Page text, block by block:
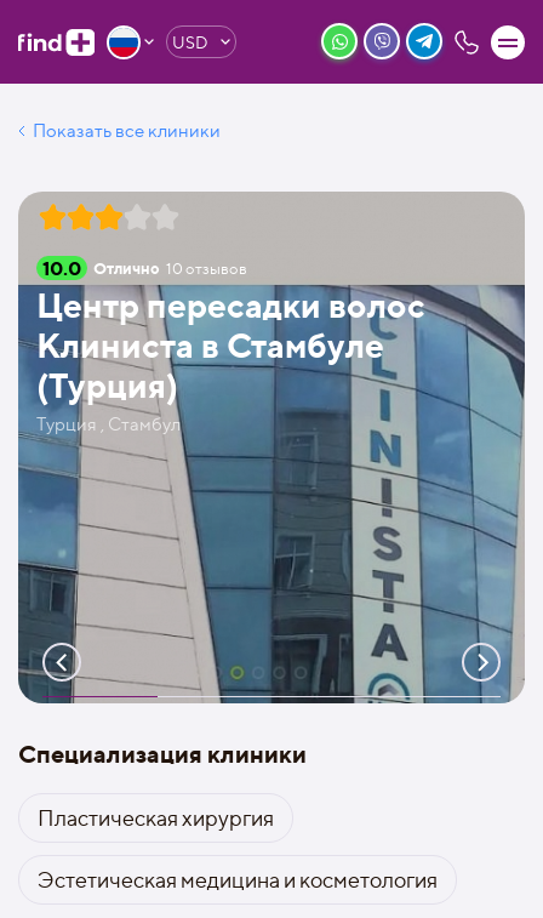
USD
Показать все клиники
10.0 Отлично 10отзывов
Центр пересадки волос
Клиниста в Стамбуле
(Турция)
Турция , Стамбул
Специализация клиники
Пластическая хирургия
Эстетическая медицина и косметология